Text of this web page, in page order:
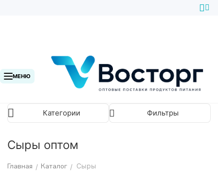
МЕНЮ
Категории Фильтры
Сыры оптом
Главная / Каталог / Сыры